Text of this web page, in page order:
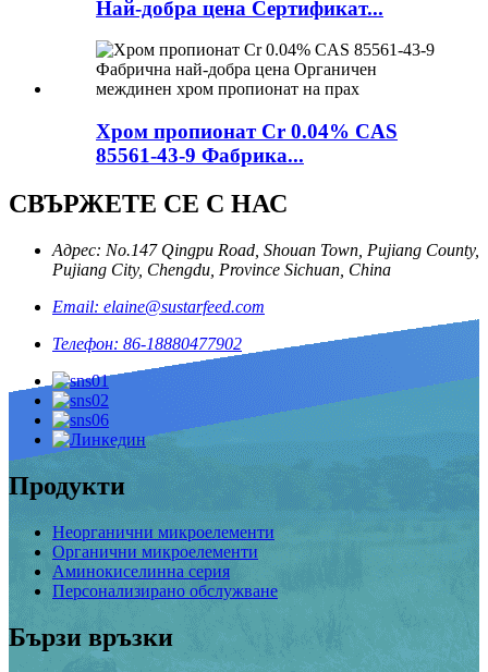
Най-добра цена Сертификат...
Хром пропионат Cr 0.04% CAS
85561-43-9 Фабрика...
СВЪРЖЕТЕ СЕ С НАС
Адрес: No.147 Qingpu Road, Shouan Town, Pujiang County,
Pujiang City, Chengdu, Province Sichuan, China
Email: elaine@sustarfeed.com
Телефон: 86-18880477902
Продукти
Неорганични микроелементи
Органични микроелементи
Аминокиселинна серия
Персонализирано обслужване
Бързи връзки